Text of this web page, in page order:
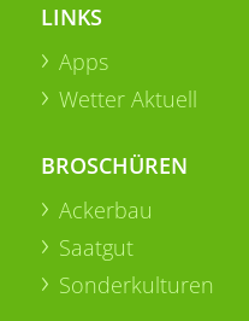
LINKS
Apps
Wetter Aktuell
BROSCHÜREN
Ackerbau
Saatgut
Sonderkulturen